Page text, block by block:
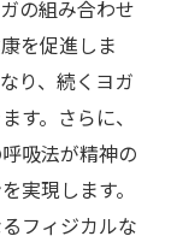
の組み合わせ
を促進しま
り、続くヨガ
す。さらに、
吸法が精神の
実現します。
フィジカルな